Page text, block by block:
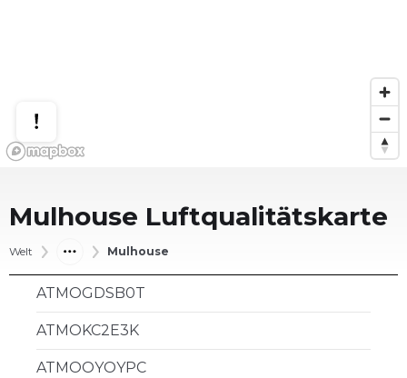
Mulhouse Luftqualitätskarte
Welt Mulhouse
ATMOGDSB0T
ATMOKC2E3K
ATMOOYOYPC